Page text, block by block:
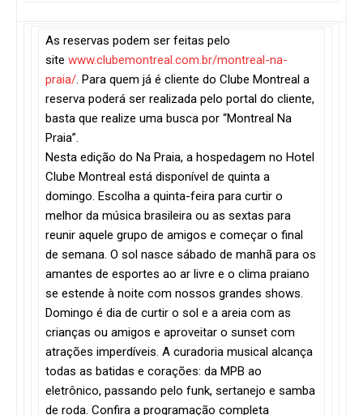
As reservas podem ser feitas pelo
site www.clubemontreal.com.br/montreal-na-
praia/. Para quem já é cliente do Clube Montreal a
reserva poderá ser realizada pelo portal do cliente,
basta que realize uma busca por “Montreal Na
Praia”.
Nesta edição do Na Praia, a hospedagem no Hotel
Clube Montreal está disponível de quinta a
domingo. Escolha a quinta-feira para curtir o
melhor da música brasileira ou as sextas para
reunir aquele grupo de amigos e começar o final
de semana. O sol nasce sábado de manhã para os
amantes de esportes ao ar livre e o clima praiano
se estende à noite com nossos grandes shows.
Domingo é dia de curtir o sol e a areia com as
crianças ou amigos e aproveitar o sunset com
atrações imperdíveis. A curadoria musical alcança
todas as batidas e corações: da MPB ao
eletrônico, passando pelo funk, sertanejo e samba
de roda. Confira a programação completa